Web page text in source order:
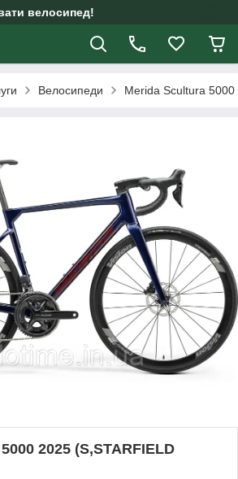
велосипед!
Велосипеди Merida Scultura
2025 (S,STARFIELD